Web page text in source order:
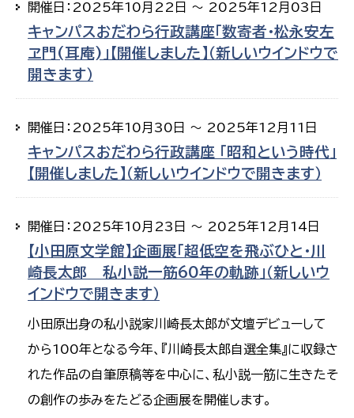
開催日：2025年10月22日 ～ 2025年12月03日
キャンパスおだわら行政講座「数寄者・松永安左
ヱ門(耳庵)」【開催しました】（新しいウインドウで
開きます）
開催日：2025年10月30日 ～ 2025年12月11日
キャンパスおだわら行政講座 「昭和という時代」
【開催しました】（新しいウインドウで開きます）
開催日：2025年10月23日 ～ 2025年12月14日
【小田原文学館】企画展「超低空を飛ぶひと・川
崎長太郎 私小説一筋60年の軌跡」（新しいウ
インドウで開きます）
小田原出身の私小説家川崎長太郎が文壇デビューして
から100年となる今年、『川崎長太郎自選全集』に収録さ
れた作品の自筆原稿等を中心に、私小説一筋に生きたそ
の創作の歩みをたどる企画展を開催します。